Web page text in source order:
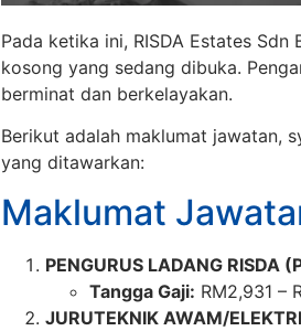
Pada ketika ini, RISDA Estates
kosong yang sedang dibuka.
berminat dan berkelayakan.
Berikut adalah maklumat jawatan,
yang ditawarkan:
Maklumat
PENGURUS LADANG RISDA
Tangga Gaji: RM2,931 –
JURUTEKNIK AWAM/